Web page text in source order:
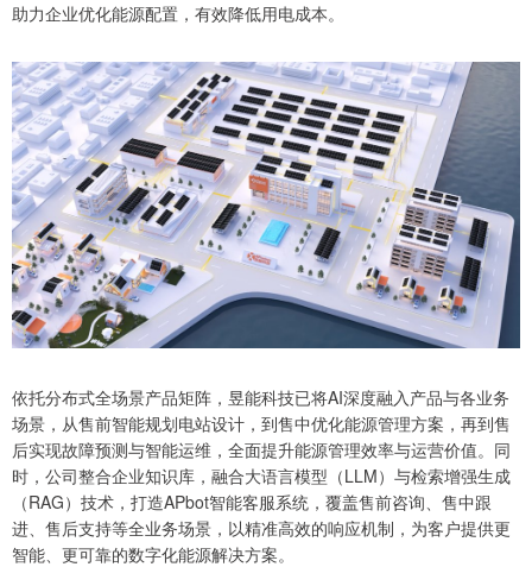
助力企业优化能源配置，有效降低用电成本。
依托分布式全场景产品矩阵，昱能科技已将AI深度融入产品与各业务
场景，从售前智能规划电站设计，到售中优化能源管理方案，再到售
后实现故障预测与智能运维，全面提升能源管理效率与运营价值。同
时，公司整合企业知识库，融合大语言模型（LLM）与检索增强生成
（RAG）技术，打造APbot智能客服系统，覆盖售前咨询、售中跟
进、售后支持等全业务场景，以精准高效的响应机制，为客户提供更
智能、更可靠的数字化能源解决方案。